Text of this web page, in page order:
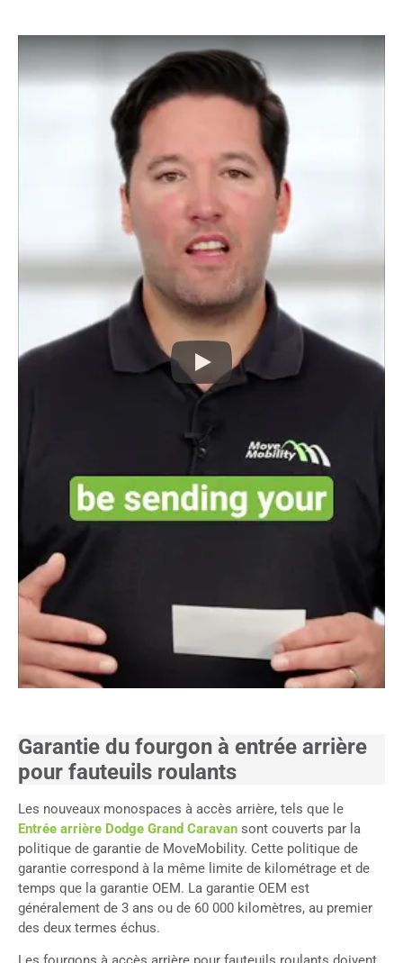
Garantie du fourgon à entrée arrière
pour fauteuils roulants
Les nouveaux monospaces à accès arrière, tels que le
Entrée arrière Dodge Grand Caravan sont couverts par la
politique de garantie de MoveMobility. Cette politique de
garantie correspond à la même limite de kilométrage et de
temps que la garantie OEM. La garantie OEM est
généralement de 3 ans ou de 60 000 kilomètres, au premier
des deux termes échus.